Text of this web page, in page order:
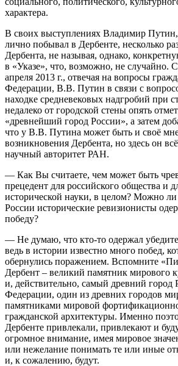
характера.
В своих выступлениях Владимир
лично побывал в Дербенте, несколько
Дербента, не называя, однако,
в «Указе», что, возможно, не случайно.
апреля 2013 г., отвечая на вопросы
Федерации, В.В. Путин в связи с
находке средневековых надгробий при
недалеко от городской стены опять
«древнейший город России», а затем
что у В.В. Путина может быть и своё
возникновения Дербента, но здесь он
научный авторитет РАН.
— Как Вы считаете, чем может быть
прецедент для российского общества и
исторической науки, в целом? Можно ли
России исторические ревизионисты
победу?
— Не думаю, что кто-то одержал
ведь в истории известно много побед,
обернулись поражением. Вспомните
Дербент – великий памятник мирового
и, действительно, самый древний город
Федерации, один из древних городов
памятниками мировой
гражданской архитектуры. Именно
Дербенте привлекали, привлекают и
огромное внимание, имея мировое
или нежелание понимать те или иные
и, к сожалению, будут.